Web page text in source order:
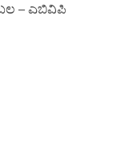
– ಎಬಿವಿಪಿ